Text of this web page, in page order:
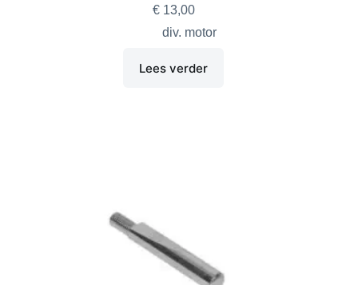
€13,00
div. motor
Lees verder